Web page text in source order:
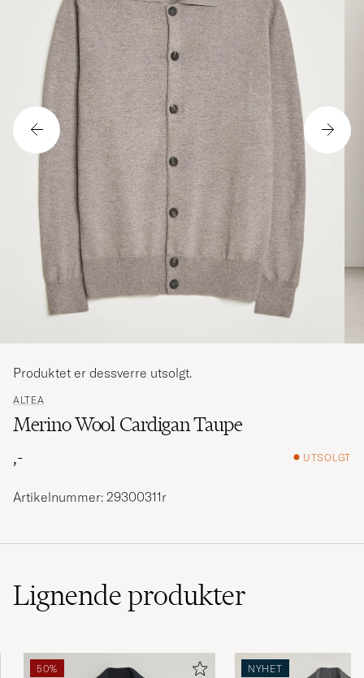
ALTEA
Merino Wool Cardigan Taupe
,-
UTSOLGT
Produktet er dessverre utsolgt.
Artikelnummer: 29300311r
Lignendeprodukter
50% NYHET